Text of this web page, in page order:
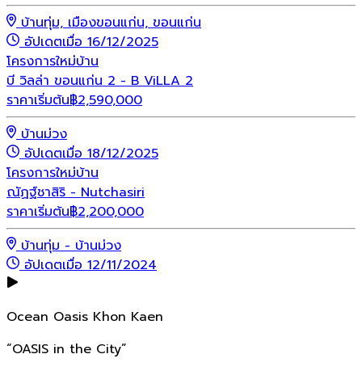
บ้านทุ่ม, เมืองขอนแก่น, ขอนแก่น
อัปเดตเมื่อ 16/12/2025
โครงการใหม่บ้าน
บี วิลล่า ขอนแก่น 2 - B ViLLA 2
ราคาเริ่มต้น฿2,590,000
บ้านม่วง
อัปเดตเมื่อ 18/12/2025
โครงการใหม่บ้าน
ณัฏฐ์ชาสิริ - Nutchasiri
ราคาเริ่มต้น฿2,200,000
บ้านทุ่ม - บ้านม่วง
อัปเดตเมื่อ 12/11/2024
Ocean Oasis Khon Kaen
“OASIS in the City”